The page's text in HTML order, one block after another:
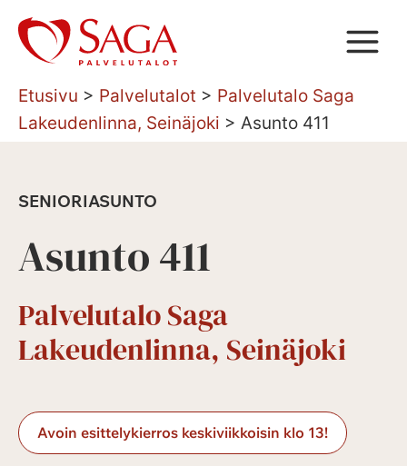
Siirry
sisältöön
Etusivu > Palvelutalot > Palvelutalo Saga
Lakeudenlinna, Seinäjoki > Asunto 411
SENIORIASUNTO
Asunto 411
Palvelutalo Saga
Lakeudenlinna, Seinäjoki
Avoin esittelykierros keskiviikkoisin klo 13!